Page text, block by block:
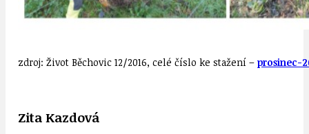
zdroj: Život Běchovic 12/2016, celé číslo ke stažení – prosinec-
Zita Kazdová